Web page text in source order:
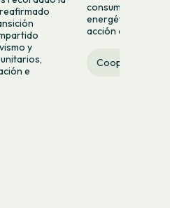
y
e
consumir energía
energético desde
acción colectiva.
Cooperativa